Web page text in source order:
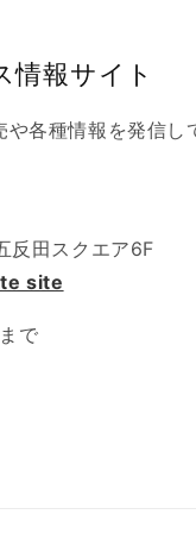
情報サイト
各種情報を発信し
反田スクエア6F
site
まで